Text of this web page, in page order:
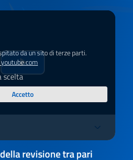
da un sito di terze parti.
scelta
Accetto
Riprduci
il
video
revisione tra pari